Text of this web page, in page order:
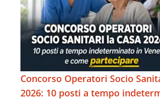
Concorso Operatori Socio
2026: 10 posti a tempo